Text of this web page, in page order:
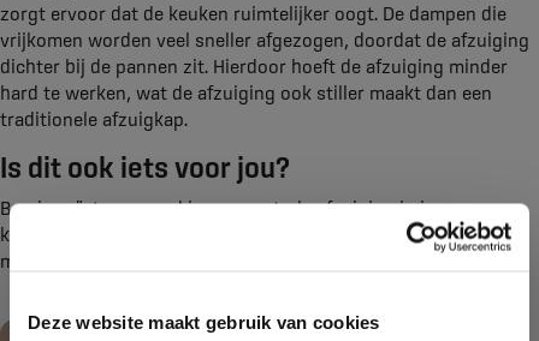
Deze website maakt gebruik van cookies
zorgt ervoor dat de keuken ruimtelijker oogt. De dampen die
vrijkomen worden veel sneller afgezogen, doordat de afzuiging
dichter bij de pannen zit. Hierdoor hoeft de afzuiging minder
hard te werken, wat de afzuiging ook stiller maakt dan een
traditionele afzuigkap.
Is dit ook iets voor jou?
Ben je geïnteresseerd in een centrale afzuiging in jouw
kookplaat of wil je er meer informatie over? Neem dan contact
met ons op of kom langs in onze